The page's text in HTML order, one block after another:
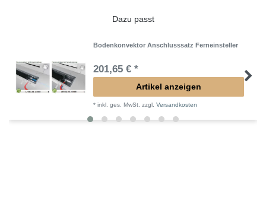
Dazu passt
Bodenkonvektor Anschlusssatz Ferneinsteller
201,65 € *
Artikel anzeigen
*inkl. ges. MwSt. zzgl.Versandkosten